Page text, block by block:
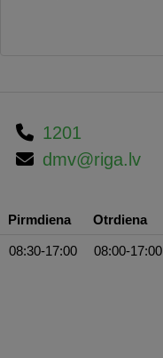
1201
dmv@riga.lv
Pirmdiena Otrdiena
08:30-17:00 08:00-17:00